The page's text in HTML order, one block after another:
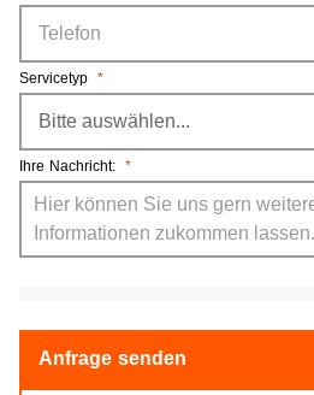
Servicetyp *
Ihre Nachricht: *
Anfrage senden